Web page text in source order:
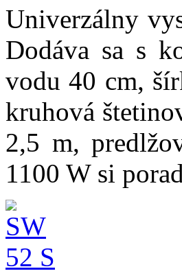
Univerzálny
Dodáva sa s
vodu 40 cm,
kruhová
2,5 m,
1100 W si